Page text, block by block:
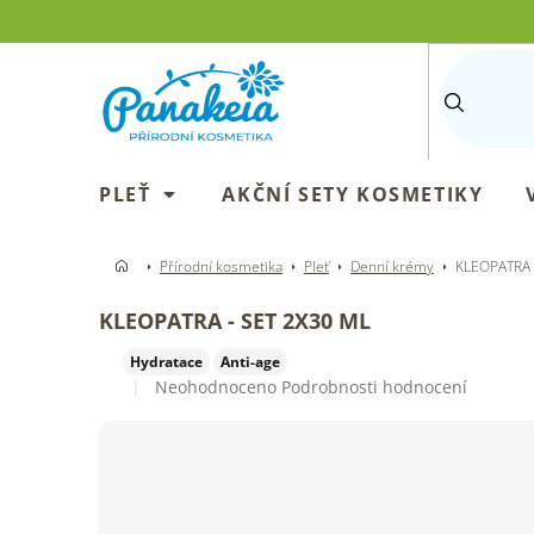
PLEŤ AKČNÍ SETY KOSMETIKY
Přírodní kosmetika Pleť Denní krémy
KLEOPATRA - SET 2X30 ML
Hydratace Anti-age
Průměrné
Neohodnoceno Podrobnosti hodnocení